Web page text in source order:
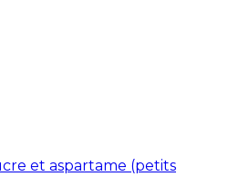
et aspartame (petits